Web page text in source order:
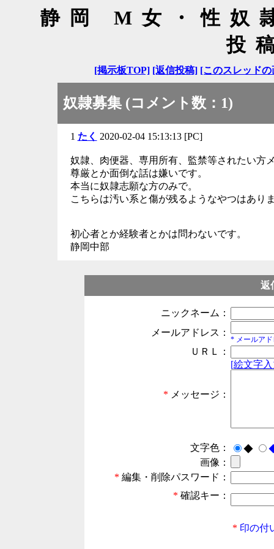
静岡 M女・性奴
投
[掲示板TOP] [返信投稿] [このスレッド
奴隷募集 (コメント数：1)
1 たく 2020-02-04 15:13:13 [PC]
奴隷、肉便器、専用所有、監禁等されたい方
尊厳とか面倒な話は嫌いです。
本当に奴隷志願な方のみで。
こちらは汚い系と傷が残るようなやつはあり
初心者とか経験者とかは問わないです。
静岡中部
返
ニックネーム：
メールアドレス：
* メールア
ＵＲＬ：
* メッセージ：
[絵文字
文字色： ◆
画像：
* 編集・削除パスワード：
* 確認キー：
* 印の付